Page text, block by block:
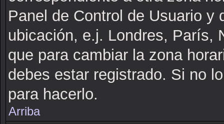
Panel de Control de Usuario y
ubicación, e.j. Londres, París,
que para cambiar la zona
debes estar registrado. Si no
para hacerlo.
Arriba